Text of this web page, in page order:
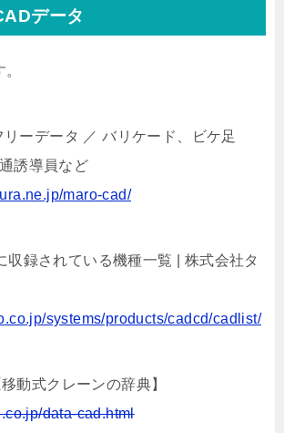
データ
ーデータ ／ バリケード、ビケ足
誘導員など
maro-cad/
収録されている機種一覧 | 株式会社タ
systems/products/cadcd/cadlist/
動式クレーンの辞典】
data-cad.html